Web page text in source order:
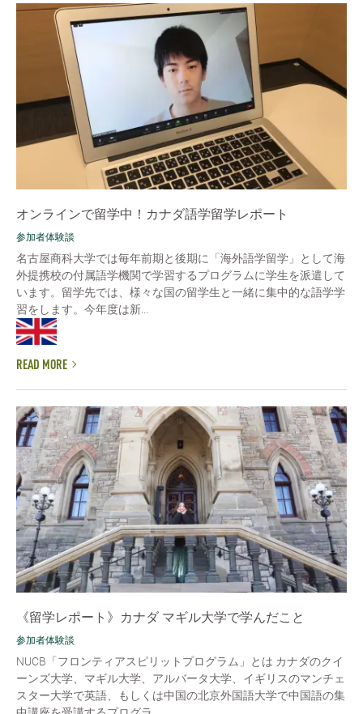
オンラインで留学中！カナダ語学留学レポート
参加者体験談
名古屋商科大学では毎年前期と後期に「海外語学留学」として海
外提携校の付属語学機関で学習するプログラムに学生を派遣して
います。留学先では、様々な国の留学生と一緒に集中的な語学学
習をします。今年度は新...
READ MORE
《留学レポート》カナダ マギル大学で学んだこと
参加者体験談
NUCB「フロンティアスピリットプログラム」とは カナダのクイ
ーンズ大学、マギル大学、アルバータ大学、イギリスのマンチェ
スター大学で英語、もしくは中国の北京外国語大学で中国語の集